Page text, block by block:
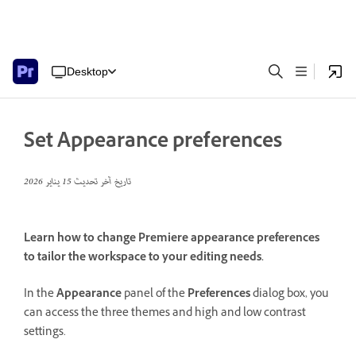
Desktop
Set Appearance preferences
تاريخ آخر تحديث15 يناير 2026
Learn how to change Premiere appearance preferences
to tailor the workspace to your editing needs.
In theAppearancepanel of thePreferencesdialog box, you
can access the three themes and high and low contrast
settings.